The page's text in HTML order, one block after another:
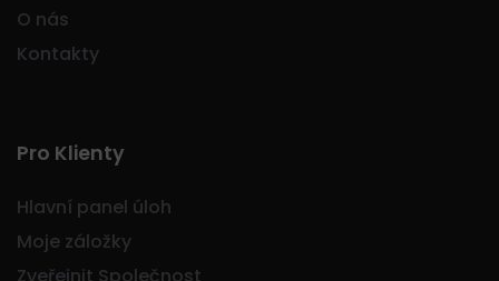
O nás
Kontakty
Pro Klienty
Hlavní panel úloh
Moje záložky